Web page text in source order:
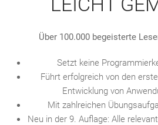
Über 100.000 begeisterte
Setzt keine
Führt erfolgreich von den
Entwicklung von
Mit zahlreichen
Neu in der 9. Auflage: Alle